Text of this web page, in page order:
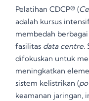
Pelatihan CDCP® (
adalah kursus
membedah
fasilitas data centre.
difokuskan untuk
meningkatkan
sistem kelistrikan (
keamanan jaringan,